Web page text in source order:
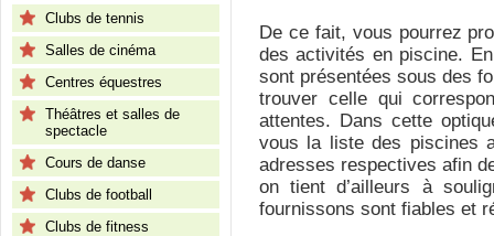
Clubs de tennis
Salles de cinéma
Centres équestres
Théâtres et salles de
spectacle
Cours de danse
Clubs de football
Clubs de fitness
De ce fait, vous pourrez
des activités en piscine.
sont présentées sous des
trouver celle qui
attentes. Dans cette
vous la liste des piscines
adresses respectives afin
on tient d’ailleurs à
fournissons sont fiables et